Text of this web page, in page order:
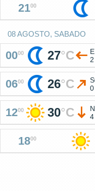
2100
08 AGOSTO, SABADO
0000 27°C
E
0600 26°C
1200 30°C
N
1800